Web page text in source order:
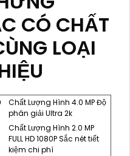
CÓ CHẤT
LOẠI
Chất Lượng Hình 4.0 MP Độ
phân giải Ultra 2k
Chất Lượng Hình 2.0 MP
FULL HD 1080P Sắc nét tiết
kiệm chi phí